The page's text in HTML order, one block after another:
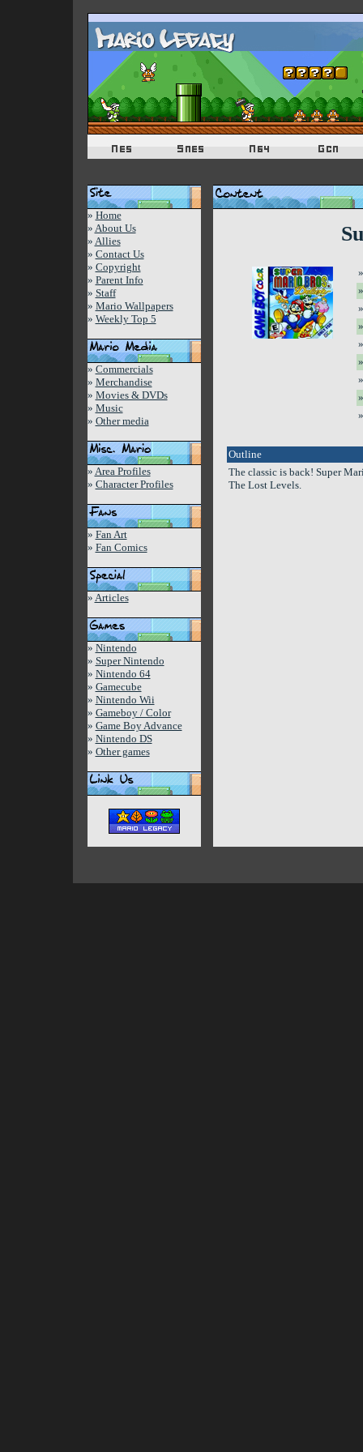
» Home
» About Us
» Allies
» Contact Us
» Copyright
» Parent Info
» Staff
» Mario Wallpapers
» Weekly Top 5
» Commercials
» Merchandise
» Movies & DVDs
» Music
» Other media
» Area Profiles
» Character Profiles
» Fan Art
» Fan Comics
» Articles
» Nintendo
» Super Nintendo
» Nintendo 64
» Gamecube
» Nintendo Wii
» Gameboy / Color
» Game Boy Advance
» Nintendo DS
» Other games
Outline
The classic is back! Super
The Lost Levels.